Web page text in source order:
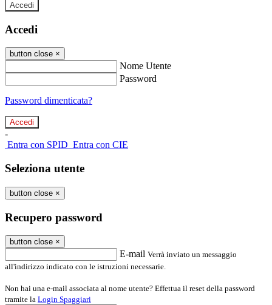
Accedi
Accedi
button close ×
Nome Utente
Password
Password dimenticata?
-
Entra con SPID Entra con CIE
Seleziona utente
button close ×
Recupero password
button close ×
E-mail Verrà inviato un messaggio
all'indirizzo indicato con le istruzioni necessarie.
Non hai una e-mail associata al nome utente? Effettua il reset della password
tramite la Login Spaggiari